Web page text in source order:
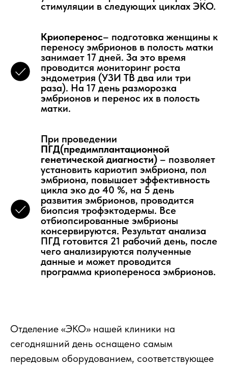
стимуляции в следующих циклах ЭКО.
Криоперенос– подготовка женщины к
переносу эмбрионов в полость матки
занимает 17 дней. За это время
проводится мониторинг роста
эндометрия (УЗИ ТВ два или три
раза). На 17 день разморозка
эмбрионов и перенос их в полость
матки.
При проведении
ПГД(предимплантационной
генетической диагности) – позволяет
установить кариотип эмбриона, пол
эмбриона, повышает эффективность
цикла эко до 40 %, на 5 день
развития эмбрионов, проводится
биопсия трофэктодермы. Все
отбиопсированные эмбрионы
консервируются. Результат анализа
ПГД готовится 21 рабочий день, после
чего анализируются полученные
данные и может проводится
программа криопереноса эмбрионов.
Отделение «ЭКО» нашей клиники на
сегодняшний день оснащено самым
передовым оборудованием, соответствующее